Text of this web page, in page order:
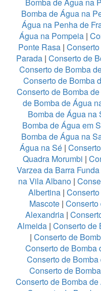
Bomba de Água na
Bomba de Água na
Água na Penha de
Água na Pompeia |
Ponte Rasa |
Parada| Conserto de
Conserto de Bomba
Conserto de Bomba
Conserto de Bomba
de Bomba de Água
Bomba de Água na
Bomba de Água em
Bomba de Água na
Água na Sé|
Quadra Morumbi |
Varzea da Barra Funda
na Vila Albano|
Albertina |
Mascote |
Alexandria|
Almeida | Conserto de
| Conserto de
Conserto de Bomba
Conserto de
Conserto de
Conserto de Bomba